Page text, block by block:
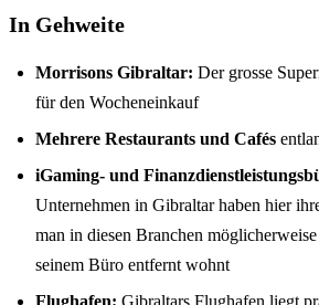
In Gehweite
Morrisons Gibraltar: Der grosse
für den Wocheneinkauf
Mehrere Restaurants und Cafés
iGaming- und
Unternehmen in Gibraltar haben hier
man in diesen Branchen
seinem Büro entfernt wohnt
Flughafen: Gibraltars Flughafen liegt